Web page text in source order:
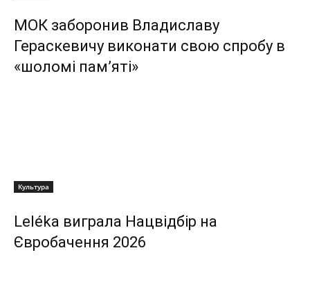
МОК заборонив Владиславу
Гераскевичу виконати свою спробу в
«шоломі пам’яті»
Культура
Leléka виграла Нацвідбір на
Євробачення 2026